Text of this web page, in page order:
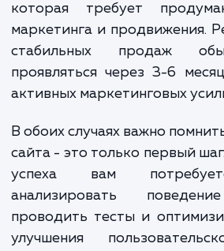
пространстве.
ЗАКАЗАТЬ УСЛУГИ
Сколько
ждать?